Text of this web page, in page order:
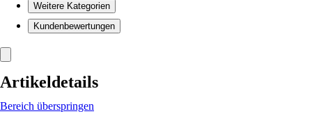
Weitere Kategorien
Kundenbewertungen
Artikeldetails
Bereich überspringen